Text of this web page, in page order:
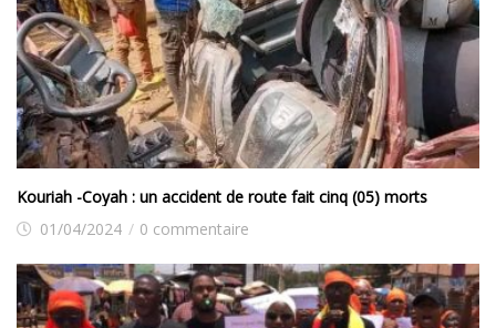
Kouriah -Coyah : un accident de route fait cinq (05) morts
01/04/2024 / 0 commentaire